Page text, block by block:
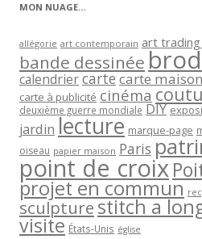
MON NUAGE…
allégorie art contemporain art trading
bande dessinée
calendriercartecarte maison
carte à publicité cinéma
deuxième guerre mondiale DIY
jardin lecture marque-page
oiseau papier maison Paris
point de croix
projet en commun
sculpturestitch a
visite États-Unis église